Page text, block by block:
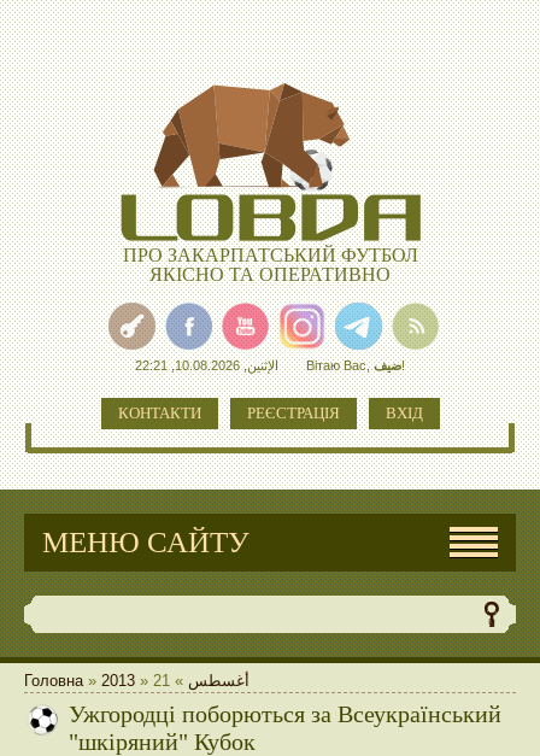
ПРО ЗАКАРПАТСЬКИЙ ФУТБОЛ
ЯКІСНО ТА ОПЕРАТИВНО
الإثنين, 10.08.2026, 22:21 Вітаю Вас,ضيف!
КОНТАКТИ РЕЄСТРАЦІЯ ВХІД
МЕНЮ САЙТУ
Головна» 2013 » أغسطس »
21
Ужгородці поборються за Всеукраїнський
"шкіряний" Кубок